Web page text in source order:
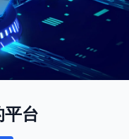
台